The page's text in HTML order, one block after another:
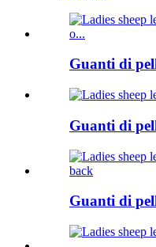
Guanti di
Guanti di
Guanti di